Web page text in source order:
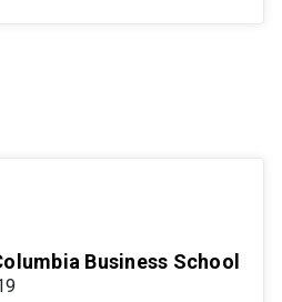
Business School